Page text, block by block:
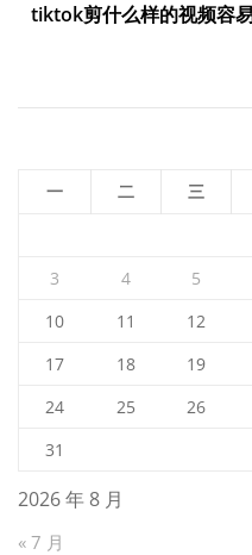
导
tiktok剪什么样的视频容
2026 年 8 月
一 二 三
3
4 5
10
11 12
17
18 19
24
25 26
31
« 7 月